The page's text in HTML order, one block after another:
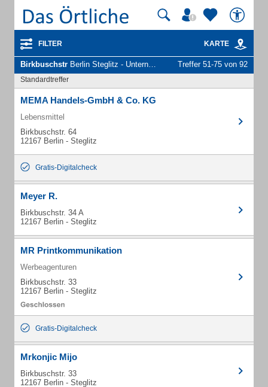
FILTER KARTE
Birkbuschstr Berlin Steglitz - Unternehmen und Personen Treffer 51-75 von 92
Standardtreffer
MEMA Handels-GmbH & Co. KG
Lebensmittel
Birkbuschstr. 64
12167 Berlin - Steglitz
Gratis-Digitalcheck
Meyer R.
Birkbuschstr. 34 A
12167 Berlin - Steglitz
MR Printkommunikation
Werbeagenturen
Birkbuschstr. 33
12167 Berlin - Steglitz
Gratis-Digitalcheck
Mrkonjic Mijo
Birkbuschstr. 33
12167 Berlin - Steglitz